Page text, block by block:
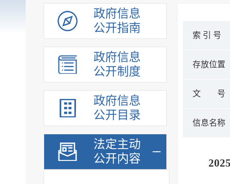
政府信息
公开指南
政府信息
公开制度
政府信息
公开目录
法定主动
公开内容
索 引 号
存放位置
文 号
信息名称